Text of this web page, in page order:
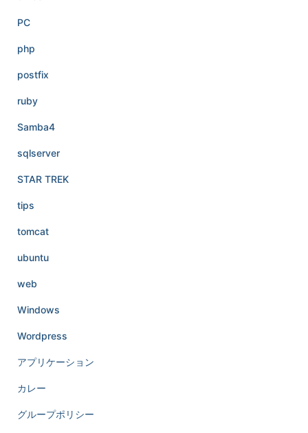
PC
php
postfix
ruby
Samba4
sqlserver
STAR TREK
tips
tomcat
ubuntu
web
Windows
Wordpress
アプリケーション
カレー
グループポリシー